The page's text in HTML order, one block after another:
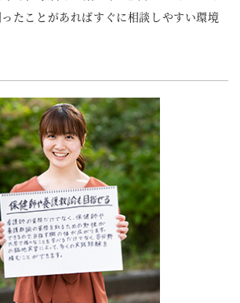
たことがあればすぐに相談しやすい環境